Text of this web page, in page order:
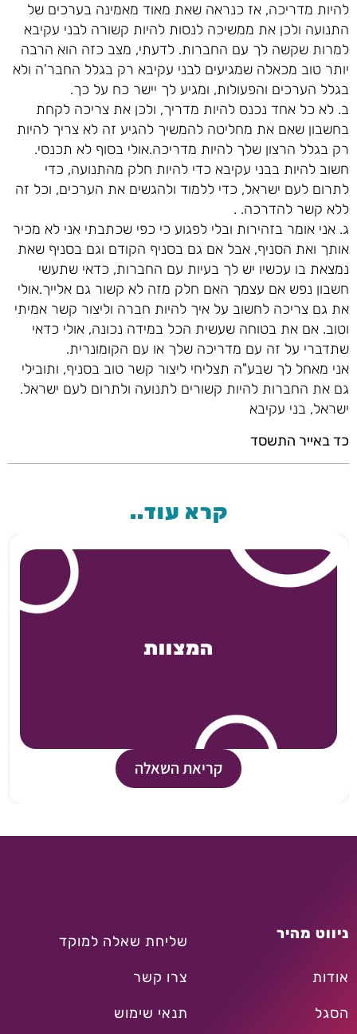
להיות מדריכה, אז כנראה שאת מאוד מאמינה בערכים של
התנועה ולכן את ממשיכה לנסות להיות קשורה לבני עקיבא
למרות שקשה לך עם החברות. לדעתי, מצב כזה הוא הרבה
יותר טוב מכאלה שמגיעים לבני עקיבא רק בגלל החבר'ה ולא
בגלל הערכים והפעולות, ומגיע לך יישר כח על כך.
ב. לא כל אחד נכנס להיות מדריך, ולכן את צריכה לקחת
בחשבון שאם את מחליטה להמשיך להגיע זה לא צריך להיות
רק בגלל הרצון שלך להיות מדריכה.אולי בסוף לא תכנסי.
חשוב להיות בבני עקיבא כדי להיות חלק מהתנועה, כדי
לתרום לעם ישראל, כדי ללמוד ולהגשים את הערכים, וכל זה
ללא קשר להדרכה. .
ג. אני אומר בזהירות ובלי לפגוע כי כפי שכתבתי אני לא מכיר
אותך ואת הסניף, אבל אם גם בסניף הקודם וגם בסניף שאת
נמצאת בו עכשיו יש לך בעיות עם החברות, כדאי שתעשי
חשבון נפש אם עצמך האם חלק מזה לא קשור גם אלייך.אולי
את גם צריכה לחשוב על איך להיות חברה וליצור קשר אמיתי
וטוב. אם את בטוחה שעשית הכל במידה נכונה, אולי כדאי
שתדברי על זה עם מדריכה שלך או עם הקומונרית.
אני מאחל לך שבע"ה תצליחי ליצור קשר טוב בסניף, ותובילי
גם את החברות להיות קשורים לתנועה ולתרום לעם ישראל.
ישראל, בני עקיבא
כד באייר התשסד
קרא עוד..
המצוות
קריאת השאלה
ניווט מהיר
אודות
הסגל
שליחת שאלה למוקד
צרו קשר
תנאי שימוש